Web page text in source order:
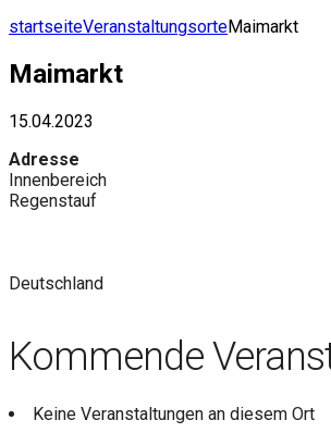
startseiteVeranstaltungsorteMaimarkt
Maimarkt
15.04.2023
Adresse
Innenbereich
Regenstauf
Deutschland
Kommende
Keine Veranstaltungen an diesem Ort